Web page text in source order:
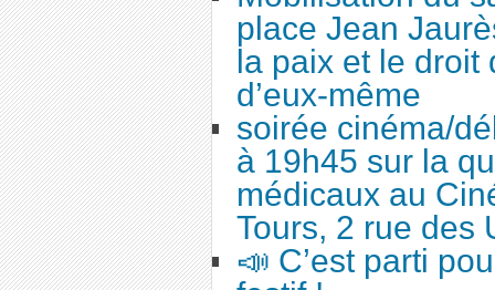
place Jean
la paix et le droit
d’eux-même
soirée cinéma/
à 19h45 sur la
médicaux au
Tours, 2 rue des
📣 C’est parti